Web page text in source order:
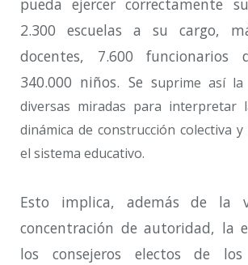
2.300 escuelas a su cargo,
docentes, 7.600
340.000 niños. Se suprime así la
diversas miradas para interpretar
dinámica de construcción colectiva
el sistema educativo.
Esto implica, además de la
concentración de autoridad, la
los consejeros electos de